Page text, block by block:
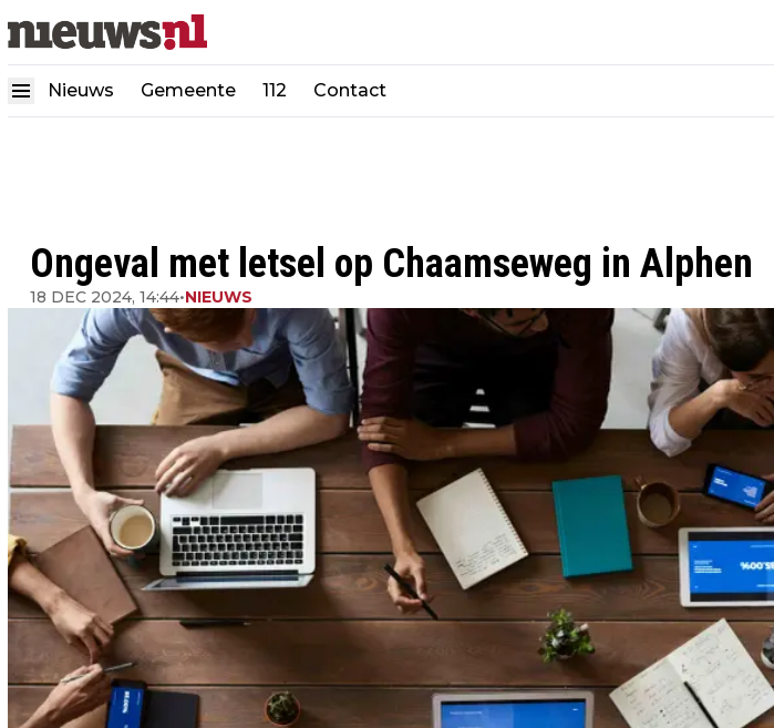
Nieuws Gemeente 112 Contact
Ongeval met letsel op Chaamseweg in Alphen
18 DEC 2024, 14:44•NIEUWS